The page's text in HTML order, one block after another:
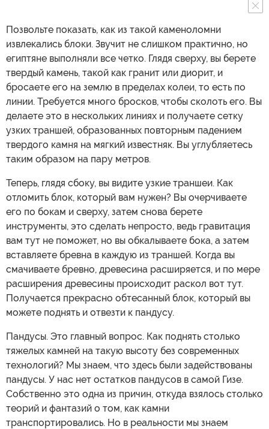
Позвольте показать, как из такой каменоломни
извлекались блоки. Звучит не слишком практично, но
египтяне выполняли все четко. Глядя сверху, вы берете
твердый камень, такой как гранит или диорит, и
бросаете его на землю в пределах колеи, то есть по
линии. Требуется много бросков, чтобы сколоть его. Вы
делаете это в нескольких линиях и получаете сетку
узких траншей, образованных повторным падением
твердого камня на мягкий известняк. Вы углубляетесь
таким образом на пару метров.
Теперь, глядя сбоку, вы видите узкие траншеи. Как
отломить блок, который вам нужен? Вы очерчиваете
его по бокам и сверху, затем снова берете
инструменты, это сделать непросто, ведь гравитация
вам тут не поможет, но вы обкалываете бока, а затем
вставляете бревна в каждую из траншей. Когда вы
смачиваете бревно, древесина расширяется, и по мере
расширения древесины происходит раскол вот тут.
Получается прекрасно обтесанный блок, который вы
можете поднять и отвезти к пандусу.
Пандусы. Это главный вопрос. Как поднять столько
тяжелых камней на такую высоту без современных
технологий? Мы знаем, что здесь были задействованы
пандусы. У нас нет остатков пандусов в самой Гизе.
Собственно это одна из причин, откуда взялось столько
теорий и фантазий о том, как камни
транспортировались. Но в реальности мы знаем